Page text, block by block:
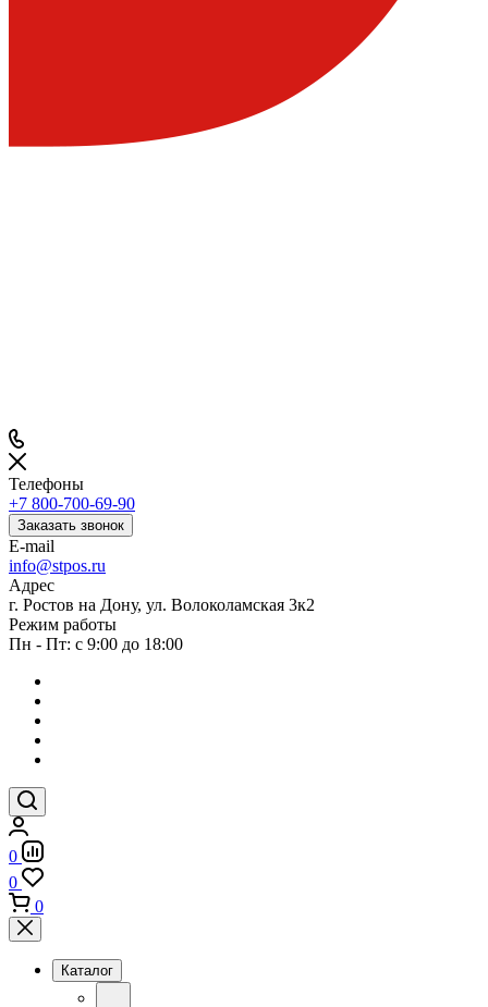
Телефоны
+7 800-700-69-90
Заказать звонок
E-mail
info@stpos.ru
Адрес
г. Ростов на Дону, ул. Волоколамская 3к2
Режим работы
Пн - Пт: с 9:00 до 18:00
0
0
0
Каталог